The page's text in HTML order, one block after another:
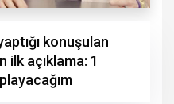
konuşulan
ilk açıklama: 1